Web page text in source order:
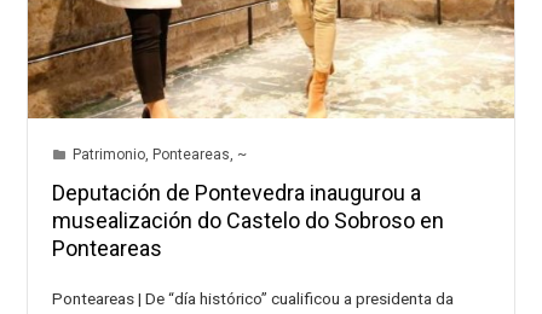
Patrimonio, Ponteareas, ~
Deputación de Pontevedra inaugurou a
musealización do Castelo do Sobroso en
Ponteareas
Ponteareas | De “día histórico” cualificou a presidenta da